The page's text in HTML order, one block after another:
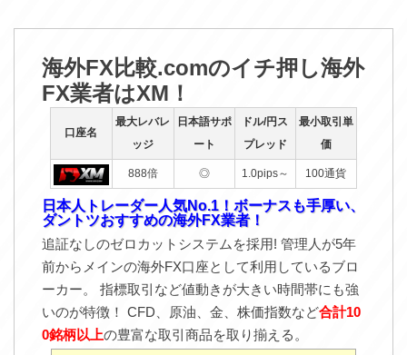
海外FX比較.comのイチ押し海外
FX業者はXM！
口座名
最大レバレ
ッジ
日本語サポ
ート
ドル/円ス
プレッド
最小取引単
価
888倍 ◎ 1.0pips～ 100通貨
日本人トレーダー人気No.1！ボーナスも手厚い、
ダントツおすすめの海外FX業者！
追証なしのゼロカットシステムを採用! 管理人が5年
前からメインの海外FX口座として利用しているブロ
ーカー。 指標取引など値動きが大きい時間帯にも強
いのが特徴！ CFD、原油、金、株価指数など合計10
0銘柄以上の豊富な取引商品を取り揃える。